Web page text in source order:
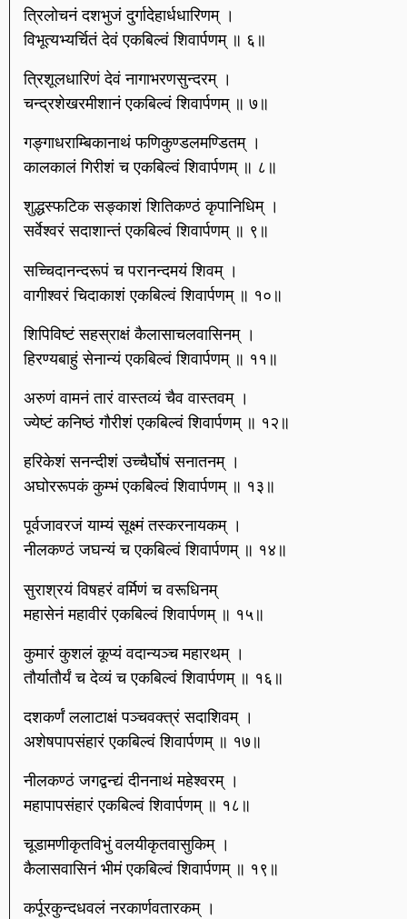
त्रिलोचनं दशभुजं दुर्गादेहार्धधारिणम् ।
विभूत्यभ्यर्चितं देवं एकबिल्वं शिवार्पणम् ॥ ६॥
त्रिशूलधारिणं देवं नागाभरणसुन्दरम् ।
चन्द्रशेखरमीशानं एकबिल्वं शिवार्पणम् ॥ ७॥
गङ्गाधराम्बिकानाथं फणिकुण्डलमण्डितम् ।
कालकालं गिरीशं च एकबिल्वं शिवार्पणम् ॥ ८॥
शुद्धस्फटिक सङ्काशं शितिकण्ठं कृपानिधिम् ।
सर्वेश्वरं सदाशान्तं एकबिल्वं शिवार्पणम् ॥ ९॥
सच्चिदानन्दरूपं च परानन्दमयं शिवम् ।
वागीश्वरं चिदाकाशं एकबिल्वं शिवार्पणम् ॥ १०॥
शिपिविष्टं सहस्राक्षं कैलासाचलवासिनम् ।
हिरण्यबाहुं सेनान्यं एकबिल्वं शिवार्पणम् ॥ ११॥
अरुणं वामनं तारं वास्तव्यं चैव वास्तवम् ।
ज्येष्टं कनिष्ठं गौरीशं एकबिल्वं शिवार्पणम् ॥ १२॥
हरिकेशं सनन्दीशं उच्चैर्घोषं सनातनम् ।
अघोररूपकं कुम्भं एकबिल्वं शिवार्पणम् ॥ १३॥
पूर्वजावरजं याम्यं सूक्ष्मं तस्करनायकम् ।
नीलकण्ठं जघन्यं च एकबिल्वं शिवार्पणम् ॥ १४॥
सुराश्रयं विषहरं वर्मिणं च वरूधिनम्
महासेनं महावीरं एकबिल्वं शिवार्पणम् ॥ १५॥
कुमारं कुशलं कूप्यं वदान्यञ्च महारथम् ।
तौर्यातौर्यं च देव्यं च एकबिल्वं शिवार्पणम् ॥ १६॥
दशकर्णं ललाटाक्षं पञ्चवक्त्रं सदाशिवम् ।
अशेषपापसंहारं एकबिल्वं शिवार्पणम् ॥ १७॥
नीलकण्ठं जगद्वन्द्यं दीननाथं महेश्वरम् ।
महापापसंहारं एकबिल्वं शिवार्पणम् ॥ १८॥
चूडामणीकृतविभुं वलयीकृतवासुकिम् ।
कैलासवासिनं भीमं एकबिल्वं शिवार्पणम् ॥ १९॥
कर्पूरकुन्दधवलं नरकार्णवतारकम् ।